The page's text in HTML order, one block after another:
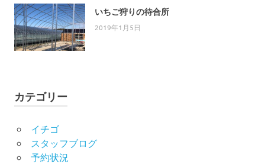
いちご狩りの待合所
2019年1月5日
カテゴリー
イチゴ
スタッフブログ
予約状況